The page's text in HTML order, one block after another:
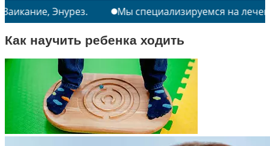
Мы специализируемся на лечении: РАС,
Как научить ребенка ходить